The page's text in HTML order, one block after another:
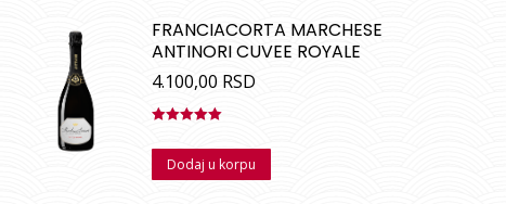
FRANCIACORTA MARCHESE
ANTINORI CUVEE ROYALE
4.100,00 RSD
sa5.00od
Dodaj u korpu